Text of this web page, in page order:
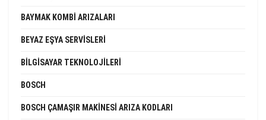
BAYMAK KOMBI ARIZALARI
BEYAZ EŞYA SERVISLERI
BILGISAYAR TEKNOLOJILERI
BOSCH
BOSCH ÇAMAŞIR MAKINESI ARIZA KODLARI